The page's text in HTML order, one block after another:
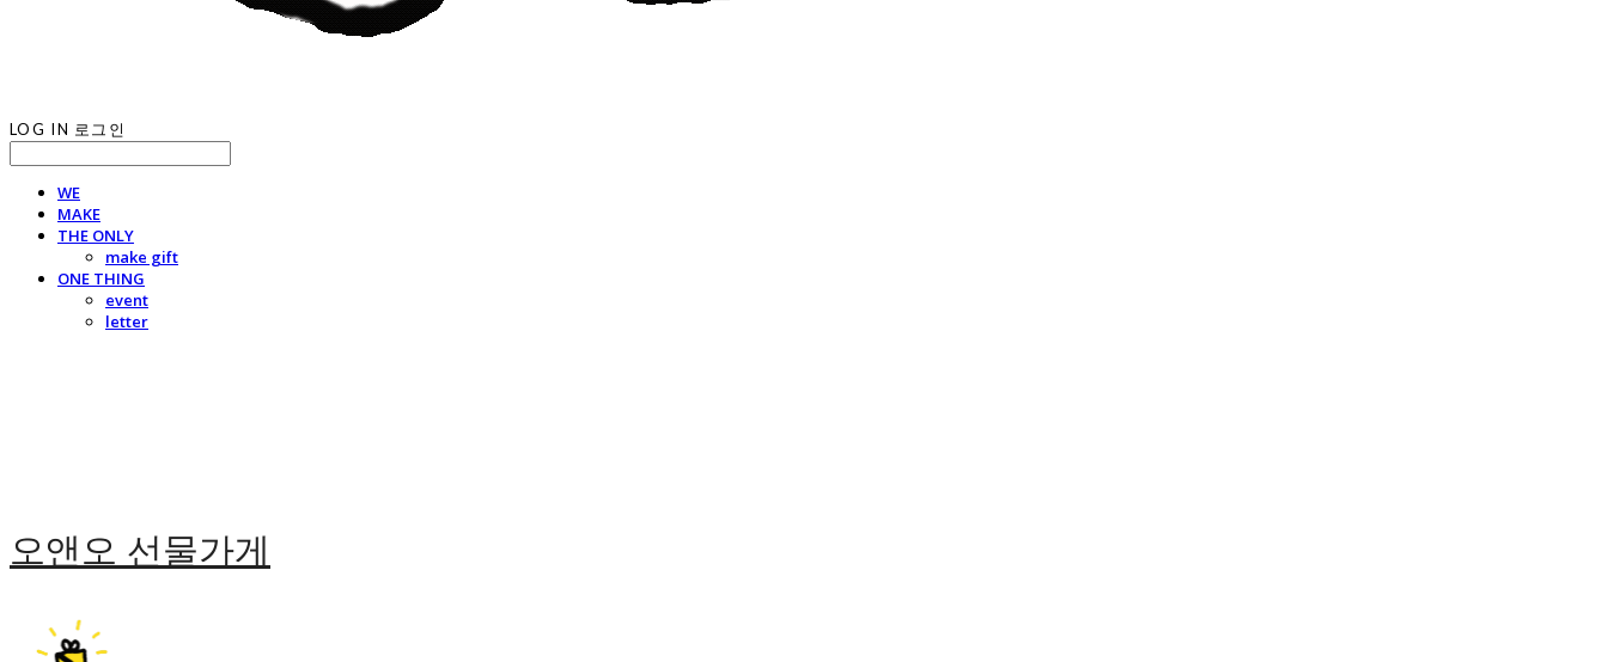
LOG IN 로그인
WE
MAKE
THE ONLY
make gift
ONE THING
event
letter
오앤오 선물가게